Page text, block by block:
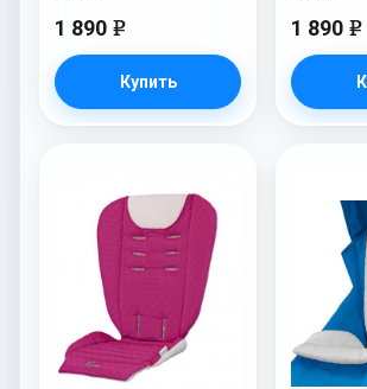
1 890 e
Купить
1 890 e